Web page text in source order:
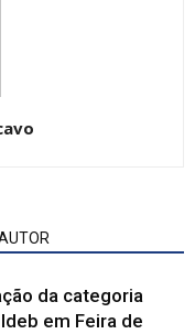
da categoria
em Feira de